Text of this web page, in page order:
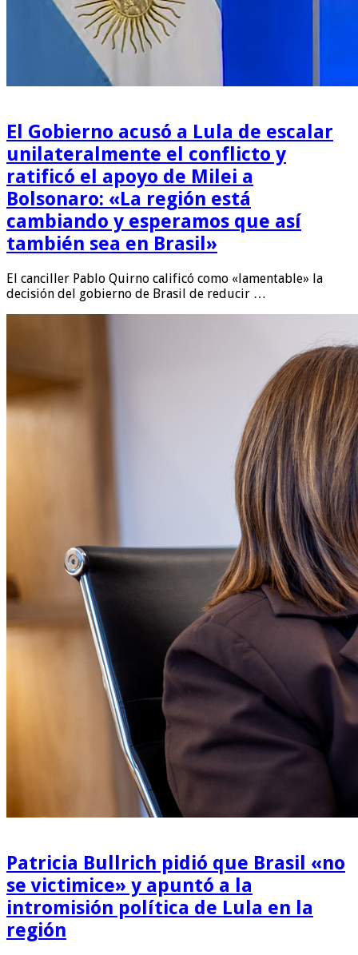
El Gobierno acusó a Lula de escalar
unilateralmente el conflicto y
ratificó el apoyo de Milei a
Bolsonaro: «La región está
cambiando y esperamos que así
también sea en Brasil»
El canciller Pablo Quirno calificó como «lamentable» la
decisión del gobierno de Brasil de reducir …
Patricia Bullrich pidió que Brasil «no
se victimice» y apuntó a la
intromisión política de Lula en la
región